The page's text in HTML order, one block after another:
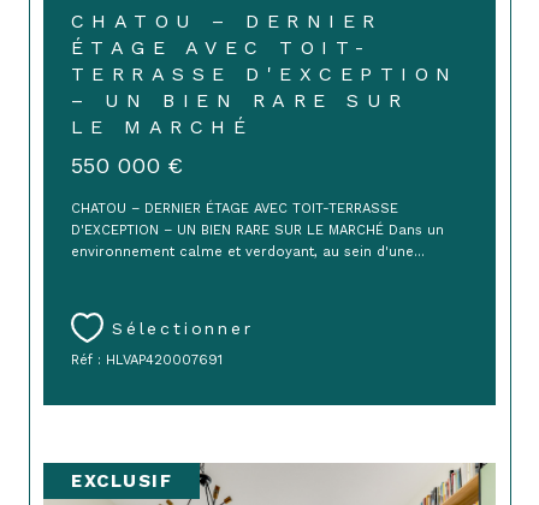
CHATOU – DERNIER
ÉTAGE AVEC TOIT-
TERRASSE D'EXCEPTION
– UN BIEN RARE SUR
LE MARCHÉ
550 000 €
CHATOU – DERNIER ÉTAGE AVEC TOIT-TERRASSE
D'EXCEPTION – UN BIEN RARE SUR LE MARCHÉ Dans un
environnement calme et verdoyant, au sein d'une...
Sélectionner
Réf : HLVAP420007691
EXCLUSIF